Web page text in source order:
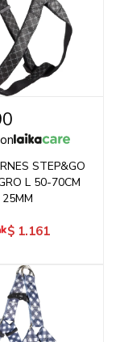
STEP&GO
L 50-70CM
$ 1.161